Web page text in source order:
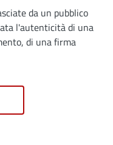
da un pubblico
l'autenticità di una
di una firma